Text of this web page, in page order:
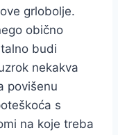
grlobolje.
obično
budi
nekakva
povišenu
s
na koje treba